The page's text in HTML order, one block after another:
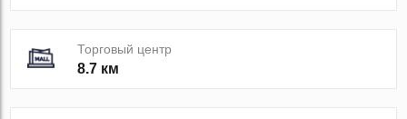
Торговый центр
8.7 км